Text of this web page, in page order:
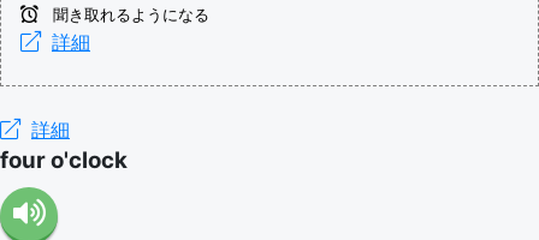
聞き取れるようになる
詳細
詳細
four o'clock